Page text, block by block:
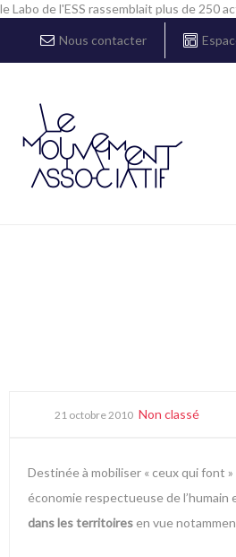
le Labo de l'ESS rassemblait plus de 250
Nous contacter
21 octobre 2010 Non classé
Destinée à mobiliser « ceux qui font
économie respectueuse de
dans les territoires en vue